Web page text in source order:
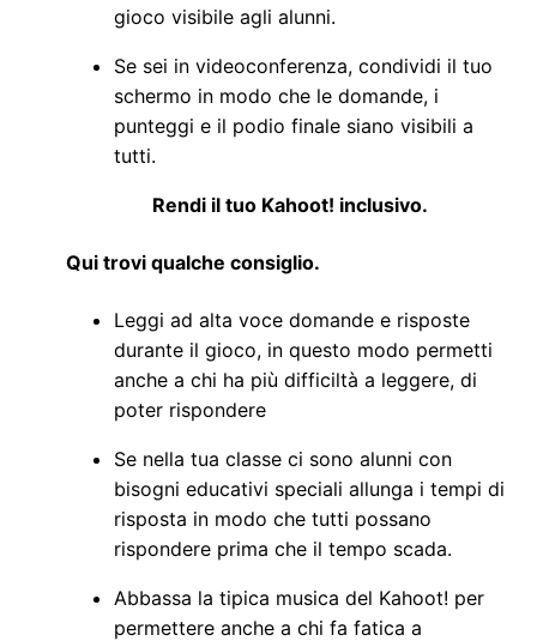
gioco visibile agli alunni.
Se sei in videoconferenza, condividi il tuo
schermo in modo che le domande, i
punteggi e il podio finale siano visibili a
tutti.
Rendi il tuo Kahoot! inclusivo.
Qui trovi qualche consiglio.
Leggi ad alta voce domande e risposte
durante il gioco, in questo modo permetti
anche a chi ha più difficiltà a leggere, di
poter rispondere
Se nella tua classe ci sono alunni con
bisogni educativi speciali allunga i tempi di
risposta in modo che tutti possano
rispondere prima che il tempo scada.
Abbassa la tipica musica del Kahoot! per
permettere anche a chi fa fatica a